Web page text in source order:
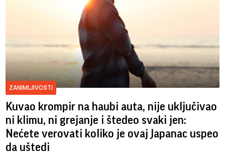
ZANIMLJIVOSTI
Kuvao krompir na haubi auta, nije uključivao
ni klimu, ni grejanje i štedeo svaki jen:
Nećete verovati koliko je ovaj Japanac uspeo
da uštedi